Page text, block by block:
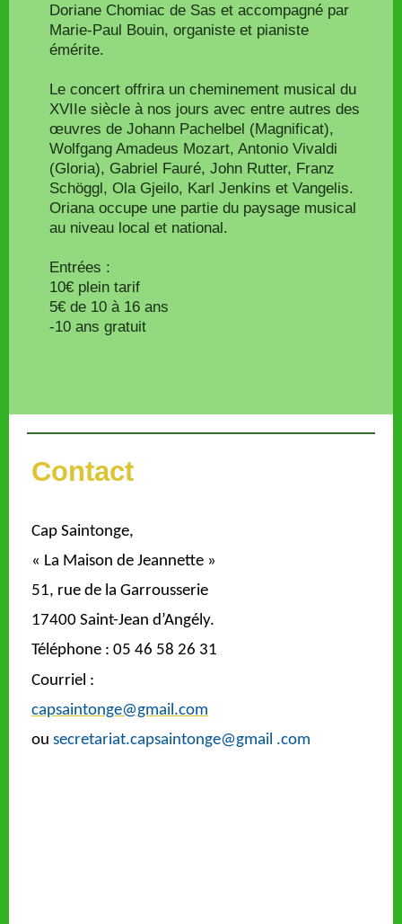
Doriane Chomiac de Sas et accompagné par
Marie-Paul Bouin, organiste et pianiste
émérite.
Le concert offrira un cheminement musical du
XVIIe siècle à nos jours avec entre autres des
œuvres de Johann Pachelbel (Magnificat),
Wolfgang Amadeus Mozart, Antonio Vivaldi
(Gloria), Gabriel Fauré, John Rutter, Franz
Schöggl, Ola Gjeilo, Karl Jenkins et Vangelis.
Oriana occupe une partie du paysage musical
au niveau local et national.
Entrées :
10€ plein tarif
5€ de 10 à 16 ans
-10 ans gratuit
Contact
Cap Saintonge,
« La Maison de Jeannette »
51, rue de la Garrousserie
17400 Saint-Jean d’Angély.
Téléphone : 05 46 58 26 31
Courriel :
capsaintonge@gmail.com
ou secretariat.capsaintonge@gmail .com